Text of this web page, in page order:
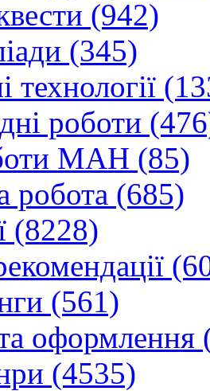
(942)
(345)
технології
роботи
МАН (85)
робота (685)
(8228)
(561)
оформлення
(4535)